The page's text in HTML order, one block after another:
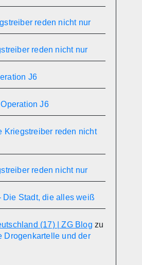
reden nicht nur
reden nicht nur
J6
J6
Kriegstreiber reden nicht
reden nicht nur
Stadt, die alles weiß
(17) | ZG Blog zu
Drogenkartelle und der